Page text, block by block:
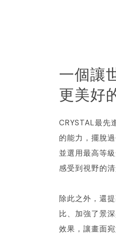
一個讓
更美好
CRYSTAL最先
的能力，擺脫
並選用最高等
感受到視野的清
除此之外，還
比、加強了景
效果，讓畫面